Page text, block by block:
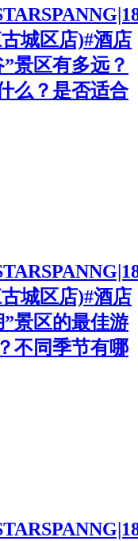
城区店)#酒店
景区有多远？
么？是否适合
城区店)#酒店
景区的最佳游
不同季节有哪